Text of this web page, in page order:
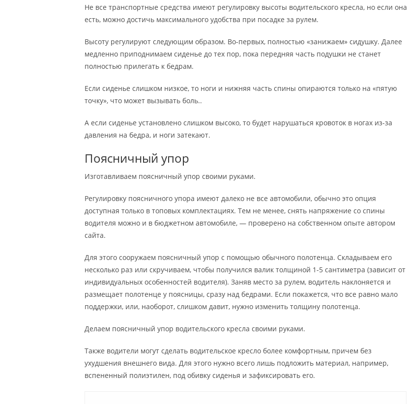
Не все транспортные средства имеют регулировку высоты водительского кресла, но если она
есть, можно достичь максимального удобства при посадке за рулем.
Высоту регулируют следующим образом. Во-первых, полностью «занижаем» сидушку. Далее
медленно приподнимаем сиденье до тех пор, пока передняя часть подушки не станет
полностью прилегать к бедрам.
Если сиденье слишком низкое, то ноги и нижняя часть спины опираются только на «пятую
точку», что может вызывать боль..
А если сиденье установлено слишком высоко, то будет нарушаться кровоток в ногах из-за
давления на бедра, и ноги затекают.
Поясничный упор
Изготавливаем поясничный упор своими руками.
Регулировку поясничного упора имеют далеко не все автомобили, обычно это опция
доступная только в топовых комплектациях. Тем не менее, снять напряжение со спины
водителя можно и в бюджетном автомобиле, — проверено на собственном опыте автором
сайта.
Для этого сооружаем поясничный упор с помощью обычного полотенца. Складываем его
несколько раз или скручиваем, чтобы получился валик толщиной 1-5 сантиметра (зависит от
индивидуальных особенностей водителя). Заняв место за рулем, водитель наклоняется и
размещает полотенце у поясницы, сразу над бедрами. Если покажется, что все равно мало
поддержки, или, наоборот, слишком давит, нужно изменить толщину полотенца.
Делаем поясничный упор водительского кресла своими руками.
Также водители могут сделать водительское кресло более комфортным, причем без
ухудшения внешнего вида. Для этого нужно всего лишь подложить материал, например,
вспененный полиэтилен, под обивку сиденья и зафиксировать его.